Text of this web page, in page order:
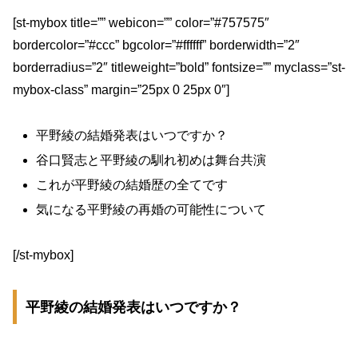
[st-mybox title=”” webicon=”” color=”#757575″
bordercolor=”#ccc” bgcolor=”#ffffff” borderwidth=”2″
borderradius=”2″ titleweight=”bold” fontsize=”” myclass=”st-
mybox-class” margin=”25px 0 25px 0″]
平野綾の結婚発表はいつですか？
谷口賢志と平野綾の馴れ初めは舞台共演
これが平野綾の結婚歴の全てです
気になる平野綾の再婚の可能性について
[/st-mybox]
平野綾の結婚発表はいつですか？